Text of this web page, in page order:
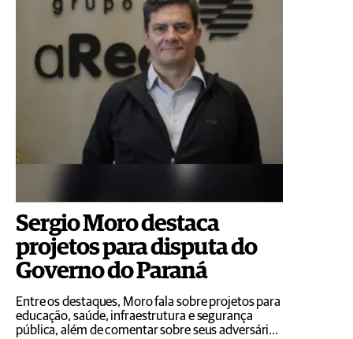
Sergio Moro destaca
projetos para disputa do
Governo do Paraná
Entre os destaques, Moro fala sobre projetos para
educação, saúde, infraestrutura e segurança
pública, além de comentar sobre seus adversários